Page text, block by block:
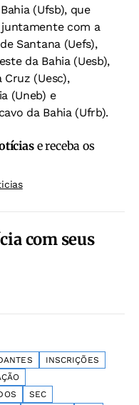
(Ufsb), que
com a
Santana (Uefs),
da Bahia (Uesb),
Cruz (Uesc),
(Uneb) e
da Bahia (Ufrb).
e receba os
com seus
INSCRIÇÕES
SEC